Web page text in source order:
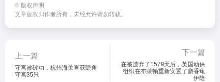
© 版权声明
文章版权归作者所有，未经允许请勿转载。
上一篇
守宫被破功，杭州海关查获睫角
守宫35只
下一篇
在被遗弃了1579天后，英国动保
组织在布莱顿重新安置了麝香龟
伊隆